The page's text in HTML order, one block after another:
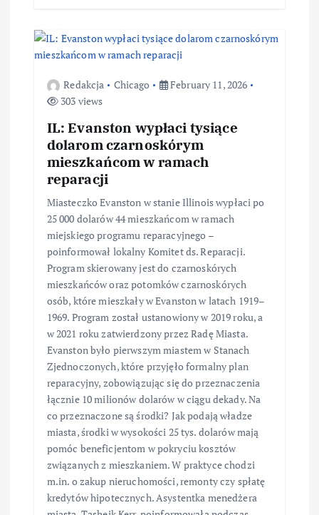
Redakcja Chicago
February 11, 2026
303 views
IL: Evanston wypłaci tysiące
dolarom czarnoskórym
mieszkańcom w ramach
reparacji
Miasteczko Evanston w stanie Illinois wypłaci po
25 000 dolarów 44 mieszkańcom w ramach
miejskiego programu reparacyjnego –
poinformował lokalny Komitet ds. Reparacji.
Program skierowany jest do czarnoskórych
mieszkańców oraz potomków czarnoskórych
osób, które mieszkały w Evanston w latach 1919–
1969. Program został ustanowiony w 2019 roku, a
w 2021 roku zatwierdzony przez Radę Miasta.
Evanston było pierwszym miastem w Stanach
Zjednoczonych, które przyjęło formalny plan
reparacyjny, zobowiązując się do przeznaczenia
łącznie 10 milionów dolarów w ciągu dekady. Na
co przeznaczone są środki? Jak podają władze
miasta, środki w wysokości 25 tys. dolarów mają
pomóc beneficjentom w pokryciu kosztów
związanych z mieszkaniem. W praktyce chodzi
m.in. o zakup nieruchomości, remonty czy spłatę
kredytów hipotecznych. Asystentka menedżera